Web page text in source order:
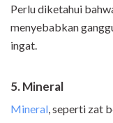
Perlu diketahui
menyebabkan
ingat.
5. Mineral
Mineral, seperti zat